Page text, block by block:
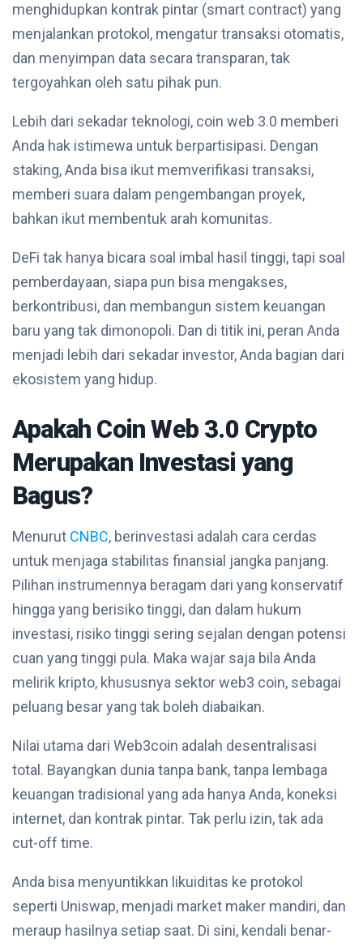
menghidupkan kontrak pintar (smart contract) yang
menjalankan protokol, mengatur transaksi otomatis,
dan menyimpan data secara transparan, tak
tergoyahkan oleh satu pihak pun.
Lebih dari sekadar teknologi, coin web 3.0 memberi
Anda hak istimewa untuk berpartisipasi. Dengan
staking, Anda bisa ikut memverifikasi transaksi,
memberi suara dalam pengembangan proyek,
bahkan ikut membentuk arah komunitas.
DeFi tak hanya bicara soal imbal hasil tinggi, tapi soal
pemberdayaan, siapa pun bisa mengakses,
berkontribusi, dan membangun sistem keuangan
baru yang tak dimonopoli. Dan di titik ini, peran Anda
menjadi lebih dari sekadar investor, Anda bagian dari
ekosistem yang hidup.
Apakah Coin Web 3.0 Crypto
Merupakan Investasi yang
Bagus?
Menurut CNBC, berinvestasi adalah cara cerdas
untuk menjaga stabilitas finansial jangka panjang.
Pilihan instrumennya beragam dari yang konservatif
hingga yang berisiko tinggi, dan dalam hukum
investasi, risiko tinggi sering sejalan dengan potensi
cuan yang tinggi pula. Maka wajar saja bila Anda
melirik kripto, khususnya sektor web3 coin, sebagai
peluang besar yang tak boleh diabaikan.
Nilai utama dari Web3coin adalah desentralisasi
total. Bayangkan dunia tanpa bank, tanpa lembaga
keuangan tradisional yang ada hanya Anda, koneksi
internet, dan kontrak pintar. Tak perlu izin, tak ada
cut-off time.
Anda bisa menyuntikkan likuiditas ke protokol
seperti Uniswap, menjadi market maker mandiri, dan
meraup hasilnya setiap saat. Di sini, kendali benar-